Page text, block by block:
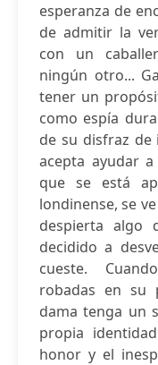
esperanza de
de admitir la
con un
ningún otro...
tener un
como espía
de su disfraz de
acepta ayudar
que se está
londinense, se
despierta algo
decidido a
cueste.
robadas en su
dama tenga un
propia
honor y el